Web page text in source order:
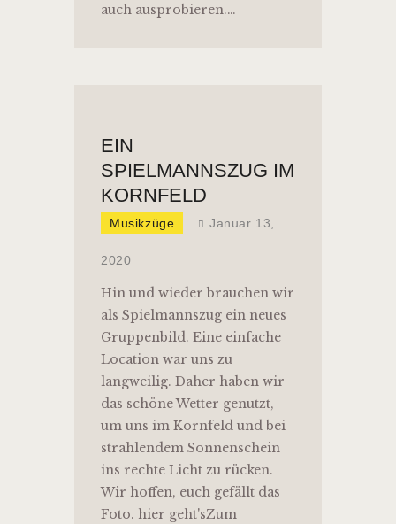
auch ausprobieren.…
EIN
SPIELMANNSZUG IM
KORNFELD
Musikzüge Januar 13,
2020
Hin und wieder brauchen wir
als Spielmannszug ein neues
Gruppenbild. Eine einfache
Location war uns zu
langweilig. Daher haben wir
das schöne Wetter genutzt,
um uns im Kornfeld und bei
strahlendem Sonnenschein
ins rechte Licht zu rücken.
Wir hoffen, euch gefällt das
Foto. hier geht'sZum